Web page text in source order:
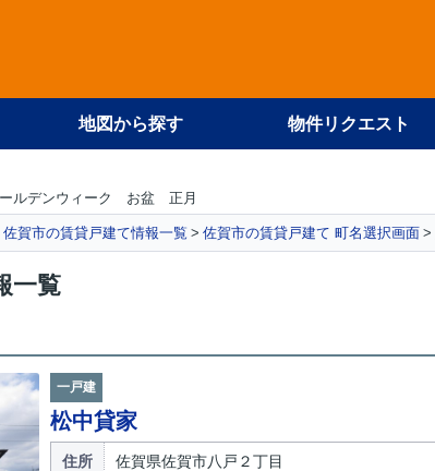
地図から探す 物件リクエスト
ルデンウィーク お盆 正月
佐賀市の賃貸戸建て情報一覧 佐賀市の賃貸戸建て 町名選択画面
一覧
一戸建
松中貸家
住所 佐賀県佐賀市八戸２丁目